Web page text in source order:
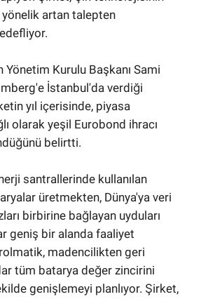
artan talepten
Kurulu Başkanı Sami
İstanbul'da verdiği
yıl içerisinde, piyasa
olarak yeşil Eurobond ihracı
belirtti.
santrallerinde kullanılan
üretmekten, Dünya'ya veri
birbirine bağlayan uyduları
geniş bir alanda faaliyet
madencilikten geri
tüm batarya değer zincirini
genişlemeyi planlıyor. Şirket,